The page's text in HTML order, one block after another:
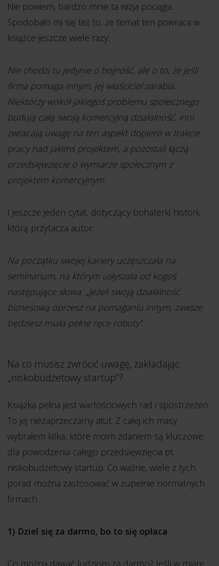
Nie powiem, bardzo mnie ta wizja pociąga.
Spodobało mi się też to, że temat ten powraca w
książce jeszcze wiele razy:
Nie chodzi tu jedynie o hojność, ale o to, że jeśli
firma pomaga innym, jej właściciel zarabia.
Niektórzy wokół jakiegoś problemu społecznego
budują całą swoją komercyjną działalność, inni
zwracają uwagę na ten aspekt dopiero w trakcie
pracy nad jakimś projektem, a pozostali łączą
przedsięwzięcie o wymiarze społecznym z
projektem komercyjnym.
I jeszcze jeden cytat, dotyczący bohaterki historii,
którą przytacza autor:
Na początku swojej kariery uczęszczała na
seminarium, na którym usłyszała od kogoś
następujące słowa: „Jeżeli swoją działalność
biznesową oprzesz na pomaganiu innym, zawsze
będziesz miała pełne ręce roboty”.
Na co musisz zwrócić uwagę, zakładając
„niskobudżetowy startup”?
Książka pełna jest wartościowych rad i spostrzeżeń.
To jej niezaprzeczalny atut. Z całej ich masy
wybrałem kilka, które moim zdaniem są kluczowe
dla powodzenia całego przedsięwzięcia pt.
niskobudżetowy startup. Co ważne, wiele z tych
porad można zastosować w zupełnie normalnych
firmach.
1) Dziel się za darmo, bo to się opłaca
Co można dawać ludziom za darmo? Jeśli w miarę